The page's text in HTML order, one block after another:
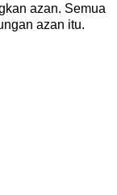
azan. Semua
azan itu.